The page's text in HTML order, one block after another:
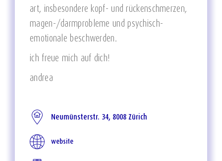
art, insbesondere kopf- und rückenschmerzen,
magen-/darmprobleme und psychisch-
emotionale beschwerden.
ich freue mich auf dich!
andrea
Neumünsterstr. 34, 8008 Zürich
website